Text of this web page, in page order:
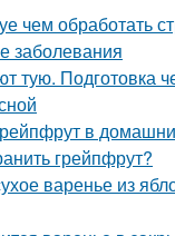
чем обработать
заболевания
тую. Подготовка
в
грейпфрут?
варенье из